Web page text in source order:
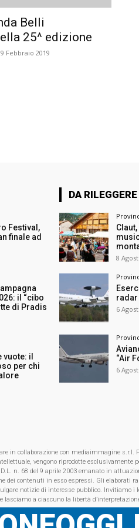
Belli
25^ edizione
Febbraio 2019
Festival,
finale ad
il “cibo
di Pradis
vuote: il
per chi
DA RILEGGERE
8
radar
6
“Air
6
in collaborazione con mediaimmagine
vengono riprodotte
n. 68 del 9 aprile 2003 emanato in
dei contenuti in esso espressi. Gli elaborati
notizie di interesse pubblico. Invitiamo
lasciamo a ciascuno la libertà